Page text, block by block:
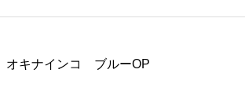
オキナインコ ブルーOP